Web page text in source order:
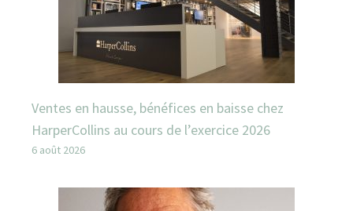
Ventes en hausse, bénéfices en baisse chez
HarperCollins au cours de l’exercice 2026
6 août 2026